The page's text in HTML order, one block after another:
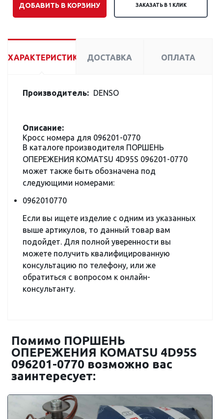
ДОБАВИТЬ В КОРЗИНУ ЗАКАЗАТЬ В 1 КЛИК
ХАРАКТЕРИСТИКИ ДОСТАВКА ОПЛАТА
Производитель: DENSO
Описание:
Кросс номера для 096201-0770
В каталоге производителя ПОРШЕНЬ
ОПЕРЕЖЕНИЯ KOMATSU 4D95S 096201-0770
может также быть обозначена под
следующими номерами:
0962010770
Если вы ищете изделие с одним из указанных
выше артикулов, то данный товар вам
подойдет. Для полной уверенности вы
можете получить квалифицированную
консультацию по телефону, или же
обратиться с вопросом к онлайн-
консультанту.
Помимо ПОРШЕНЬ
ОПЕРЕЖЕНИЯ KOMATSU 4D95S
096201-0770 возможно вас
заинтересует: